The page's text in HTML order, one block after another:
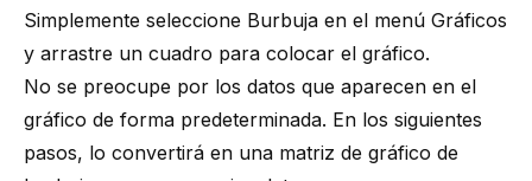
Simplemente seleccione Burbuja en el menú Gráficos
y arrastre un cuadro para colocar el gráfico.
No se preocupe por los datos que aparecen en el
gráfico de forma predeterminada. En los siguientes
pasos, lo convertirá en una matriz de gráfico de